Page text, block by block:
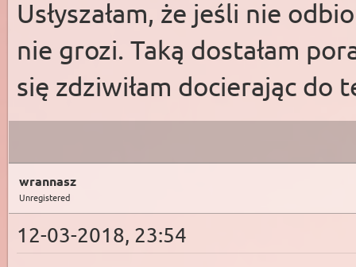
Usłyszałam, że jeśli nie
nie grozi. Taką dostałam
się zdziwiłam docierając do
wrannasz
Unregistered
12-03-2018, 23:54